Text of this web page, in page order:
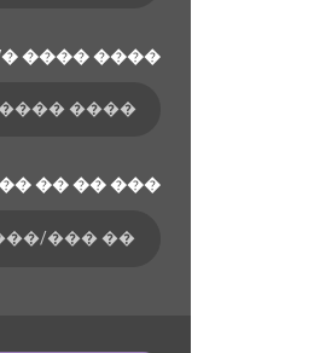
���� ����
�� �� ���